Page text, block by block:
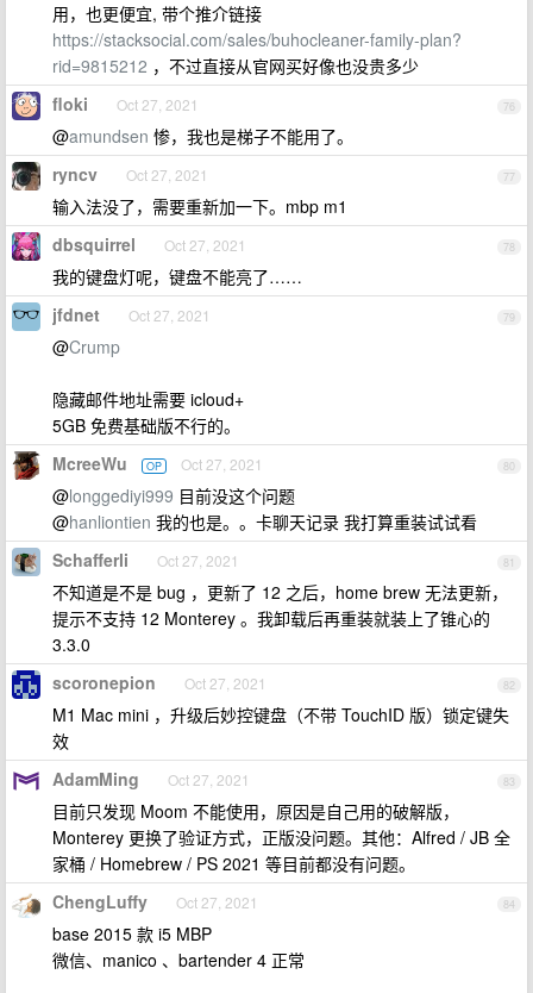
用，也更便宜, 带个推介链接
https://stacksocial.com/sales/buhocleaner-family-plan?
rid=9815212 ，不过直接从官网买好像也没贵多少
76
floki Oct 27, 2021
@amundsen 惨，我也是梯子不能用了。
77
ryncv Oct 27, 2021
输入法没了，需要重新加一下。mbp m1
78
dbsquirrel Oct 27, 2021
我的键盘灯呢，键盘不能亮了……
79
jfdnet Oct 27, 2021
@Crump
隐藏邮件地址需要 icloud+
5GB 免费基础版不行的。
80
McreeWu OP Oct 27, 2021
@longgediyi999 目前没这个问题
@hanliontien 我的也是。。卡聊天记录 我打算重装试试看
81
Schafferli Oct 27, 2021
不知道是不是 bug ，更新了 12 之后，home brew 无法更新，
提示不支持 12 Monterey 。我卸载后再重装就装上了锥心的
3.3.0
82
scoronepion Oct 27, 2021
M1 Mac mini ，升级后妙控键盘（不带 TouchID 版）锁定键失
效
83
AdamMing Oct 27, 2021
目前只发现 Moom 不能使用，原因是自己用的破解版，
Monterey 更换了验证方式，正版没问题。其他：Alfred / JB 全
家桶 / Homebrew / PS 2021 等目前都没有问题。
84
ChengLuffy Oct 27, 2021
base 2015 款 i5 MBP
微信、manico 、bartender 4 正常